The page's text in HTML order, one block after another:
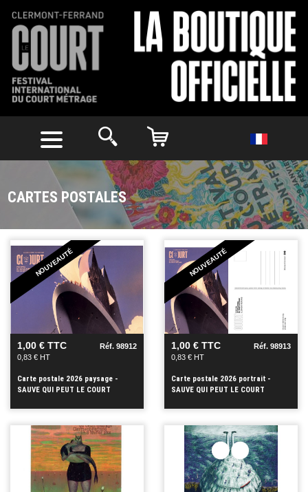
CARTES POSTALES
VOIR
+
NOUVEAUTÉ
1,00 € TTC
0,83 € HT
Réf. 98912
Carte postale 2026 paysage -
SAUVE QUI PEUT LE COURT
VOIR
+
NOUVEAUTÉ
1,00 € TTC
0,83 € HT
Réf. 98913
Carte postale 2026 portrait -
SAUVE QUI PEUT LE COURT
VOIR VOIR